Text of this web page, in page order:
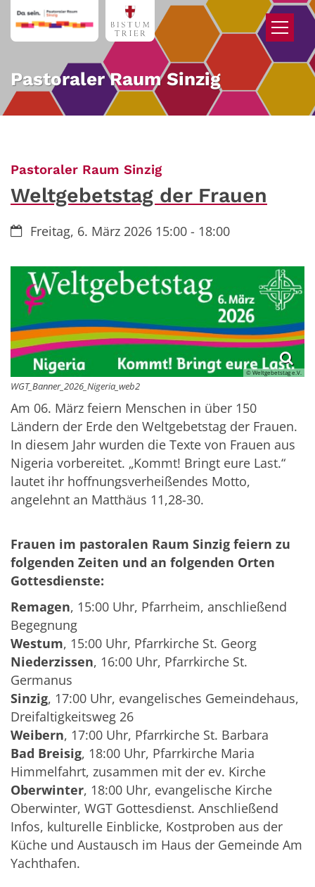
Zum Inhalt springen
Pastoraler Raum Sinzig
Pastoraler Raum Sinzig:
Weltgebetstag der Frauen
Datum:Freitag, 6. März 2026 15:00 - 18:00
© Weltgebetstag e.V.
WGT_Banner_2026_Nigeria_web2
Am 06. März feiern Menschen in über 150
Ländern der Erde den Weltgebetstag der Frauen.
In diesem Jahr wurden die Texte von Frauen aus
Nigeria vorbereitet. „Kommt! Bringt eure Last.“
lautet ihr hoffnungsverheißendes Motto,
angelehnt an Matthäus 11,28-30.
Frauen im pastoralen Raum Sinzig feiern zu
folgenden Zeiten und an folgenden Orten
Gottesdienste:
Remagen, 15:00 Uhr, Pfarrheim, anschließend
Begegnung
Westum, 15:00 Uhr, Pfarrkirche St. Georg
Niederzissen, 16:00 Uhr, Pfarrkirche St.
Germanus
Sinzig, 17:00 Uhr, evangelisches Gemeindehaus,
Dreifaltigkeitsweg 26
Weibern, 17:00 Uhr, Pfarrkirche St. Barbara
Bad Breisig, 18:00 Uhr, Pfarrkirche Maria
Himmelfahrt, zusammen mit der ev. Kirche
Oberwinter, 18:00 Uhr, evangelische Kirche
Oberwinter, WGT Gottesdienst. Anschließend
Infos, kulturelle Einblicke, Kostproben aus der
Küche und Austausch im Haus der Gemeinde Am
Yachthafen.